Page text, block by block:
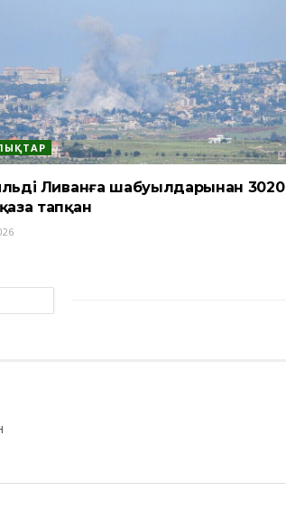
Ливанға шабуылдарынан 3020
тапқан